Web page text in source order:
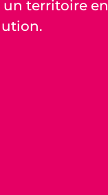
un territoire en